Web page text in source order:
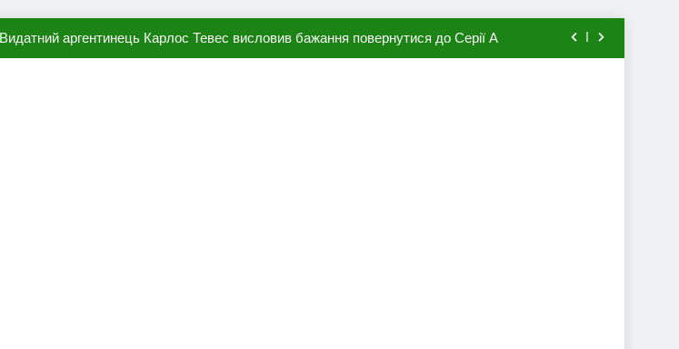
Видатний аргентинець Карлос Тевес висловив бажання повернутися до Серії А